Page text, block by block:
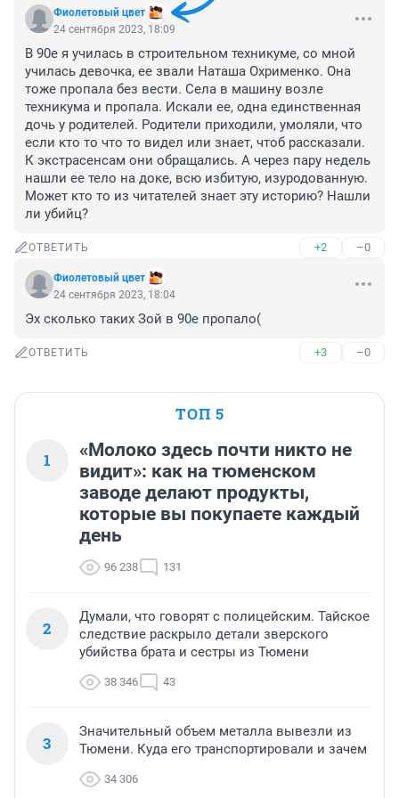
Фиолетовый цвет
24 сентября 2023, 18:09
В 90е я училась в строительном техникуме, со мной
училась девочка, ее звали Наташа Охрименко. Она
тоже пропала без вести. Села в машину возле
техникума и пропала. Искали ее, одна единственная
дочь у родителей. Родители приходили, умоляли, что
если кто то что то видел или знает, чтоб рассказали.
К экстрасенсам они обращались. А через пару недель
нашли ее тело на доке, всю избитую, изуродованную.
Может кто то из читателей знает эту историю? Нашли
ли убийц?
ОТВЕТИТЬ +2 –0
Фиолетовый цвет
24 сентября 2023, 18:04
Эх сколько таких Зой в 90е пропало(
ОТВЕТИТЬ +3 –0
ТОП 5
1
«Молоко здесь почти никто не
видит»: как на тюменском
заводе делают продукты,
которые вы покупаете каждый
день
96 238 131
2
Думали, что говорят с полицейским. Тайское
следствие раскрыло детали зверского
убийства брата и сестры из Тюмени
38 346 43
3
Значительный объем металла вывезли из
Тюмени. Куда его транспортировали и зачем
34 306